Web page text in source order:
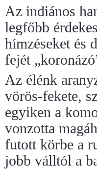
Az indiános
legfőbb
hímzéseket és
fejét
Az élénk
vörös-fekete,
egyiken a
vonzotta
futott körbe a
jobb válltól a